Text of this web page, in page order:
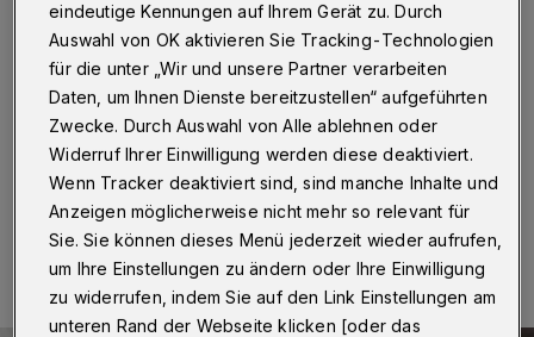
2016) einen 56-Jährigen in seinem Haus am
Holunderweg überfallen. Gegen 01:30 Uhr bemerkte
der Mann drei Einbrecher in seinem Einfamilienhaus. Sie
drängten ihn in das Schlafzimmer, schlugen ihn und
verlangten Bargeld.
17.05.2016 , 11:34 Uhr Eine Minute Lesezeit
eindeutige Kennungen auf Ihrem Gerät zu. Durch
Auswahl von OK aktivieren Sie Tracking-Technologien
für die unter „Wir und unsere Partner verarbeiten
Daten, um Ihnen Dienste bereitzustellen“ aufgeführten
Zwecke. Durch Auswahl von Alle ablehnen oder
Widerruf Ihrer Einwilligung werden diese deaktiviert.
Wenn Tracker deaktiviert sind, sind manche Inhalte und
Anzeigen möglicherweise nicht mehr so relevant für
Sie. Sie können dieses Menü jederzeit wieder aufrufen,
um Ihre Einstellungen zu ändern oder Ihre Einwilligung
zu widerrufen, indem Sie auf den Link Einstellungen am
unteren Rand der Webseite klicken [oder das